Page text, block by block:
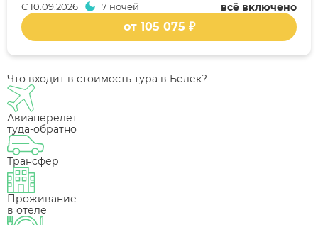
всё включено
С10.09.2026 7 ночей
от 105 075 ₽
Что входит в стоимость тура в Белек?
Авиаперелет
туда-обратно
Трансфер
Проживание
в отеле